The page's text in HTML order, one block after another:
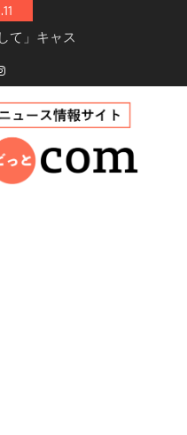
ーイ・ドゥ
ズン2が更
ル・ブラザ
あらすじ・
」シーズン2
あらすじ・
instagram